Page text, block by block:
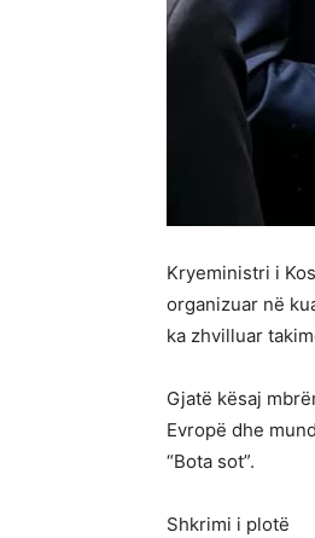
Kryeministri i
organizuar në
ka zhvilluar
Gjatë kësaj
Evropë dhe
“Bota sot”.
Shkrimi i plotë